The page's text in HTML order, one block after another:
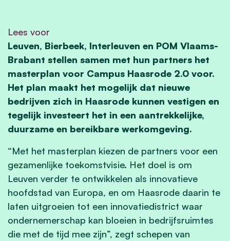
Lees voor
Leuven, Bierbeek, Interleuven en POM Vlaams-
Brabant stellen samen met hun partners het
masterplan voor Campus Haasrode 2.0 voor.
Het plan maakt het mogelijk dat nieuwe
bedrijven zich in Haasrode kunnen vestigen en
tegelijk investeert het in een aantrekkelijke,
duurzame en bereikbare werkomgeving.
“Met het masterplan kiezen de partners voor een
gezamenlijke toekomstvisie. Het doel is om
Leuven verder te ontwikkelen als innovatieve
hoofdstad van Europa, en om Haasrode daarin te
laten uitgroeien tot een innovatiedistrict waar
ondernemerschap kan bloeien in bedrijfsruimtes
die met de tijd mee zijn”, zegt schepen van